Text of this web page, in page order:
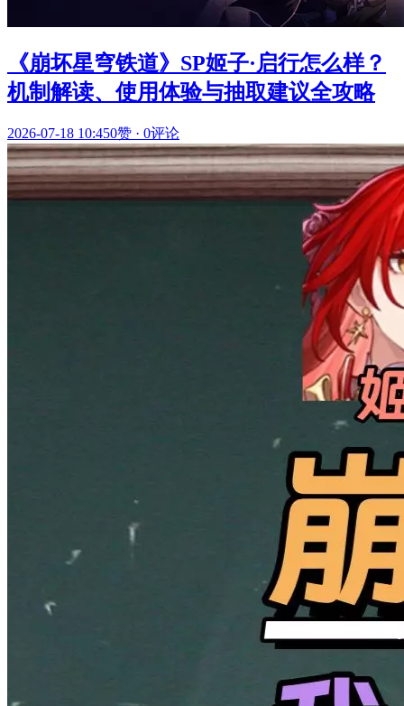
《崩坏星穹铁道》SP姬子·启行怎么样？
机制解读、使用体验与抽取建议全攻略
2026-07-18 10:450赞 · 0评论